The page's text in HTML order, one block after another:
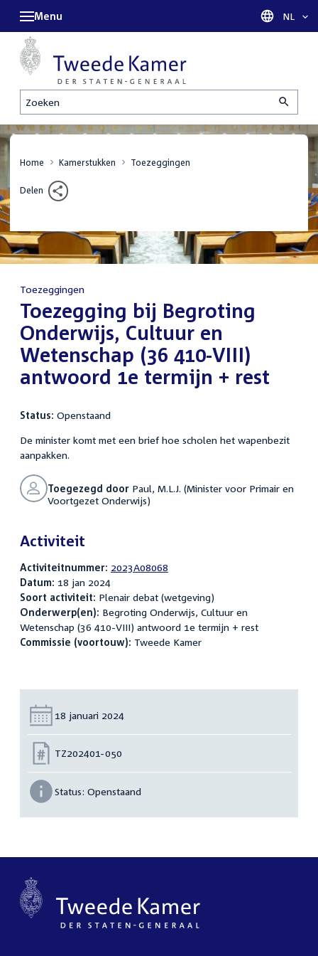
Zoeken
Menu Taal
NL
Home Kamerstukken Toezeggingen
Delen
Toezeggingen
:Toezegging bij Begroting
Onderwijs, Cultuur en
Wetenschap (36 410-VIII)
antwoord 1e termijn + rest
Status: Openstaand
De minister komt met een brief hoe scholen het wapenbezit
aanpakken.
Toegezegd doorPaul, M.L.J. (Minister voor Primair en
Voortgezet Onderwijs)
Activiteit
Activiteitnummer: 2023A08068
Datum: 18 jan 2024
Soort activiteit: Plenair debat (wetgeving)
Onderwerp(en): Begroting Onderwijs, Cultuur en
Wetenschap (36 410-VIII) antwoord 1e termijn + rest
Commissie (voortouw): Tweede Kamer
Datum:
18 januari 2024
Nummer:
TZ202401-050
Status: Openstaand